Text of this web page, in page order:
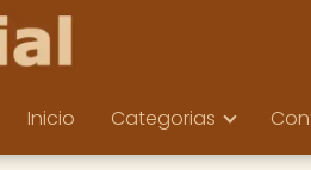
Inicio Categorias